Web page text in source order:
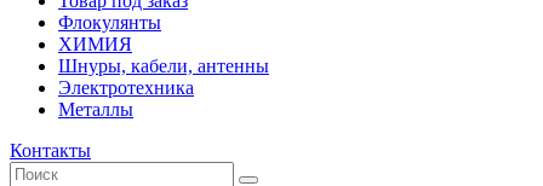
Флокулянты
ХИМИЯ
Шнуры, кабели, антенны
Электротехника
Металлы
Контакты